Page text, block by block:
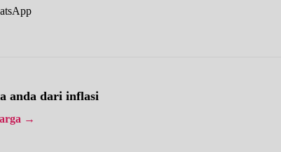
anda dari inflasi
→